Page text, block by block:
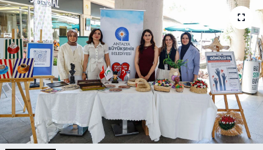
Teknoloji
Resmi İlanlar
Yaşam
Künye
Gizlilik Sözleşmesi
İletişim